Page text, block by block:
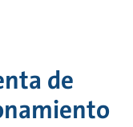
de